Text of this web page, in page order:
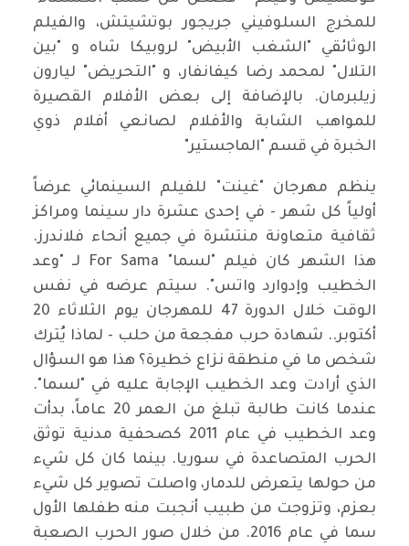
للمخرج السلوفيني جريجور بوتشيتش، والفيلم
الوثائقي "الشغب الأبيض" لروبيكا شاه و "بين
التلال" لمحمد رضا كيفانفار، و "التحريض" ليارون
زيلبرمان. بالإضافة إلى بعض الأفلام القصيرة
للمواهب الشابة والأفلام لصانعي أفلام ذوي
الخبرة في قسم "الماجستير"
ينظم مهرجان "غينت" للفيلم السينمائي عرضاً
أولياً كل شهر - في إحدى عشرة دار سينما ومراكز
ثقافية متعاونة منتشرة في جميع أنحاء فلاندرز.
هذا الشهر كان فيلم "لسما" For Sama لـ "وعد
الخطيب وإدوارد واتس". سيتم عرضه في نفس
الوقت خلال الدورة 47 للمهرجان يوم الثلاثاء 20
أكتوبر.. شهادة حرب مفجعة من حلب - لماذا يُترك
شخص ما في منطقة نزاع خطيرة؟ هذا هو السؤال
الذي أرادت وعد الخطيب الإجابة عليه في "لسما".
عندما كانت طالبة تبلغ من العمر 20 عاماً، بدأت
وعد الخطيب في عام 2011 كصحفية مدنية توثق
الحرب المتصاعدة في سوريا. بينما كان كل شيء
من حولها يتعرض للدمار، واصلت تصوير كل شيء
بعزم، وتزوجت من طبيب أنجبت منه طفلها الأول
سما في عام 2016. من خلال صور الحرب الصعبة